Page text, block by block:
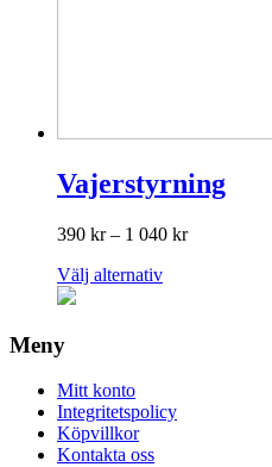
Vajerstyrning
390 kr – 1 040 krPrisintervall:
Välj alternativDen
olika
Meny
Mitt konto
Integritetspolicy
Köpvillkor
Kontakta oss